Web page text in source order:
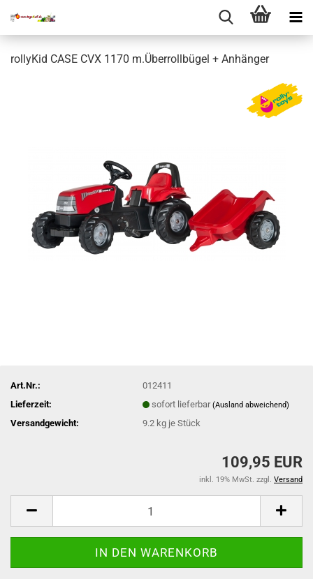
rollyKid CASE CVX 1170 m.Überrollbügel + Anhänger
Art.Nr.:
012411
Lieferzeit:
sofort lieferbar(Ausland abweichend)
Versandgewicht: 9.2 kg je Stück
109,95 EUR
inkl. 19% MwSt. zzgl. Versand